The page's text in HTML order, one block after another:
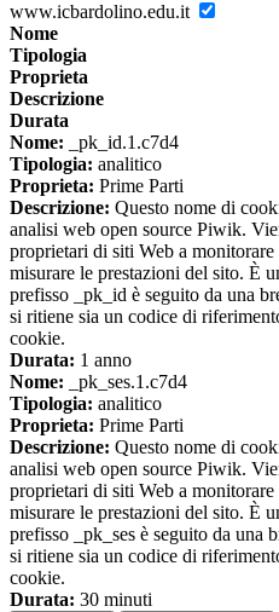
www.icbardolino.edu.it
Nome
Tipologia
Proprieta
Descrizione
Durata
Nome: _pk_id.1.c7d4
Tipologia: analitico
Proprieta: Prime Parti
Descrizione: Questo nome di
analisi web open source Piwik.
proprietari di siti Web a
misurare le prestazioni del sito. È
prefisso _pk_id è seguito da una
si ritiene sia un codice di
cookie.
Durata: 1 anno
Nome: _pk_ses.1.c7d4
Tipologia: analitico
Proprieta: Prime Parti
Descrizione: Questo nome di
analisi web open source Piwik.
proprietari di siti Web a
misurare le prestazioni del sito. È
prefisso _pk_ses è seguito da una
si ritiene sia un codice di
cookie.
Durata: 30 minuti